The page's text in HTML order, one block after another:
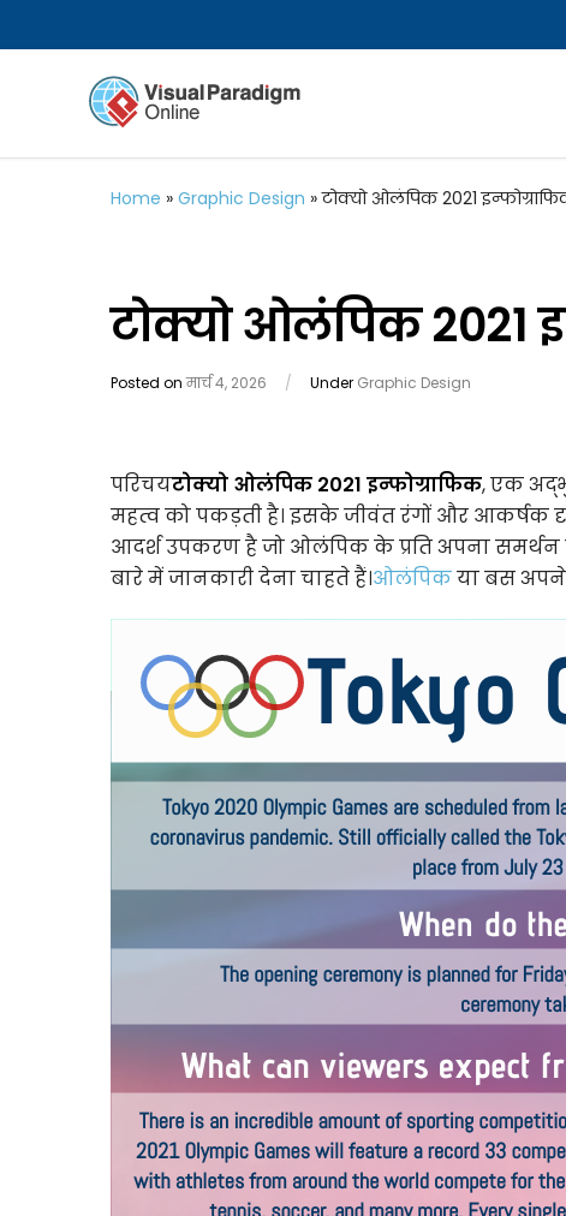
Home » Graphic Design »टोक्यो ओलंपिक 2021
टोक्यो ओलंपिक 2021
Posted onमार्च 4, 2026 / Under Graphic Design
परिचयटोक्यो ओलंपिक 2021 इन्फोग्राफिक, एक
महत्व को पकड़ती है। इसके जीवंत रंगों और आकर्षक
आदर्श उपकरण है जो ओलंपिक के प्रति अपना समर्थन
बारे में जानकारी देना चाहते हैं।ओलंपिकया बस अपने